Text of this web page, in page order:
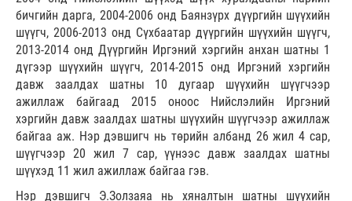
бичгийн дарга, 2004-2006 онд Баянзүрх дүүргийн шүүхийн
шүүгч, 2006-2013 онд Сүхбаатар дүүргийн шүүхийн шүүгч,
2013-2014 онд Дүүргийн Иргэний хэргийн анхан шатны 1
дүгээр шүүхийн шүүгч, 2014-2015 онд Иргэний хэргийн
давж заалдах шатны 10 дугаар шүүхийн шүүгчээр
ажиллаж байгаад 2015 оноос Нийслэлийн Иргэний
хэргийн давж заалдах шатны шүүхийн шүүгчээр ажиллаж
байгаа аж. Нэр дэвшигч нь төрийн албанд 26 жил 4 сар,
шүүгчээр 20 жил 7 сар, үүнээс давж заалдах шатны
шүүхэд 11 жил ажиллаж байгаа гэв.
Нэр дэвшигч Э.Золзаяа нь хяналтын шатны шүүхийн